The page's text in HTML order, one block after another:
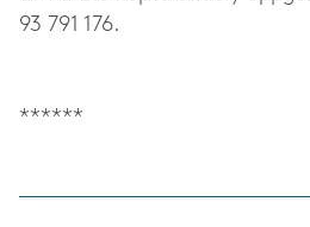
93 791 176.
******